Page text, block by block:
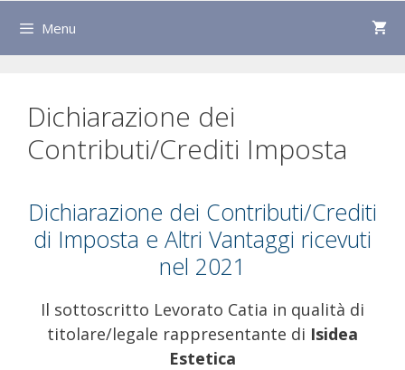
Menu
Dichiarazione dei
Contributi/Crediti Imposta
Dichiarazione dei Contributi/Crediti
di Imposta e Altri Vantaggi ricevuti
nel 2021
Il sottoscritto Levorato Catia in qualità di
titolare/legale rappresentante di Isidea
Estetica